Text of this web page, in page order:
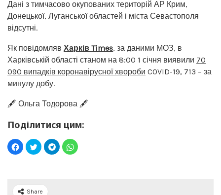
Дані з тимчасово окупованих територій АР Крим,
Донецької, Луганської областей і міста Севастополя
відсутні.
Як повідомляв Харків Times, за даними МОЗ, в
Харківській області станом на 8:00 1 січня виявили 70
090 випадків коронавірусної хвороби COVID-19, 713 – за
минулу добу.
🖋️ Ольга Тодорова 🖋️
Поділитися цим:
Share